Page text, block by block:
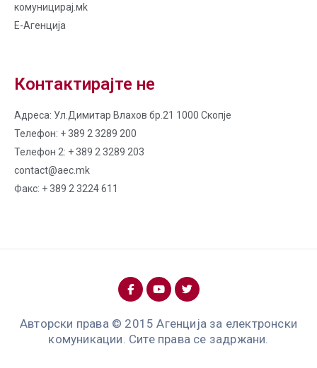
комуницирај.мk
Е-Агенција
Контактирајте не
Адреса: Ул.Димитар Влахов бр.21 1000 Скопје
Телефон: + 389 2 3289 200
Телефон 2: + 389 2 3289 203
contact@aec.mk
Факс: + 389 2 3224 611
Авторски права © 2015 Агенција за електронски
комуникации. Сите права се задржани.